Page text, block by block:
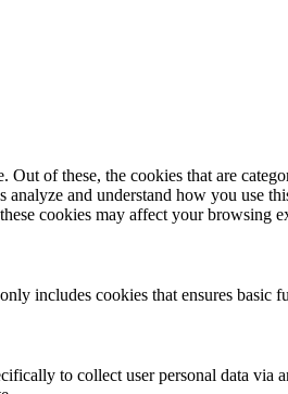
of these, the cookies that are
and understand how you use
cookies may affect your browsing
includes cookies that ensures basic
to collect user personal data via